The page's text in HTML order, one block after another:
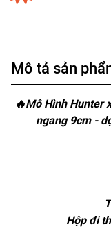
Mô tả sản
🔥Mô Hình Hunter
ngang 9cm -
Hộp đi